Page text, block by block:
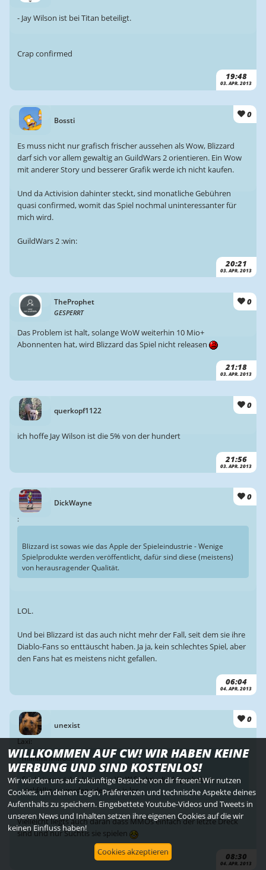
19:48
03. APR. 2013
- Jay Wilson ist bei Titan beteiligt.
Crap confirmed
Bossti
0
20:21
03. APR. 2013
Es muss nicht nur grafisch frischer aussehen als Wow, Blizzard
darf sich vor allem gewaltig an GuildWars 2 orientieren. Ein Wow
mit anderer Story und besserer Grafik werde ich nicht kaufen.
Und da Activision dahinter steckt, sind monatliche Gebühren
quasi confirmed, womit das Spiel nochmal uninteressanter für
mich wird.
GuildWars 2 :win:
TheProphet
GESPERRT
0
21:18
03. APR. 2013
Das Problem ist halt, solange WoW weiterhin 10 Mio+
Abonnenten hat, wird Blizzard das Spiel nicht releasen
querkopf1122
0
21:56
03. APR. 2013
ich hoffe Jay Wilson ist die 5% von der hundert
DickWayne
0
06:04
04. APR. 2013
:
Blizzard ist sowas wie das Apple der Spieleindustrie - Wenige
Spielprodukte werden veröffentlicht, dafür sind diese (meistens)
von herausragender Qualität.
LOL.
Und bei Blizzard ist das auch nicht mehr der Fall, seit dem sie ihre
Diablo-Fans so enttäuscht haben. Ja ja, kein schlechtes Spiel, aber
den Fans hat es meistens nicht gefallen.
unexist
0
08:30
04. APR. 2013
Laxi:
mimimi MMO....
Sind hier soviele ehemalige WoW Suchtis die Angst haben
rückfällig zu werden oder was is los.
Vielleicht liegts auch daran dass MMOs einfach der letzte Dreck
sind und nur Suchtis sie spielen
WILLKOMMEN AUF CW! WIR HABEN KEINE
WERBUNG UND SIND KOSTENLOS!
Wir würden uns auf zukünftige Besuche von dir freuen! Wir nutzen
Cookies, um deinen Login, Präferenzen und technische Aspekte deines
Aufenthalts zu speichern. Eingebettete Youtube-Videos und Tweets in
unseren News und Inhalten setzen ihre eigenen Cookies auf die wir
keinen Einfluss haben!
Cookies akzeptieren